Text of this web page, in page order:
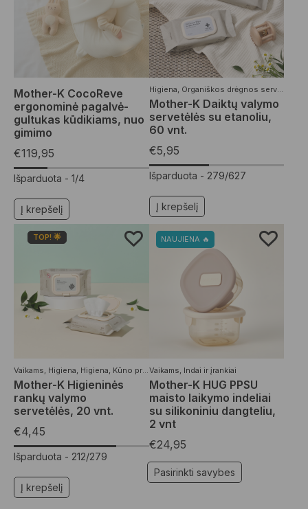
Mother-K CocoReve
ergonominė pagalvė-
gultukas kūdikiams, nuo
gimimo
€119,95
Išparduota - 1/4
Į krepšelį
Higiena Organiškos drėgnos servetėlės
Mother-K Daiktų valymo
servetėlės su etanoliu,
60 vnt.
€5,95
Išparduota - 279/627
Į krepšelį
TOP! 🌟
Vaikams, Higiena, Higiena, Kūno priežiūros priemonės ,Moterims
Mother-K Higieninės
rankų valymo
servetėlės, 20 vnt.
€4,45
Išparduota - 212/279
Į krepšelį
NAUJIENA 🔥
Vaikams, Indai ir įrankiai
Mother-K HUG PPSU
maisto laikymo indeliai
su silikoniniu dangteliu,
2 vnt
€24,95
Pasirinkti savybes